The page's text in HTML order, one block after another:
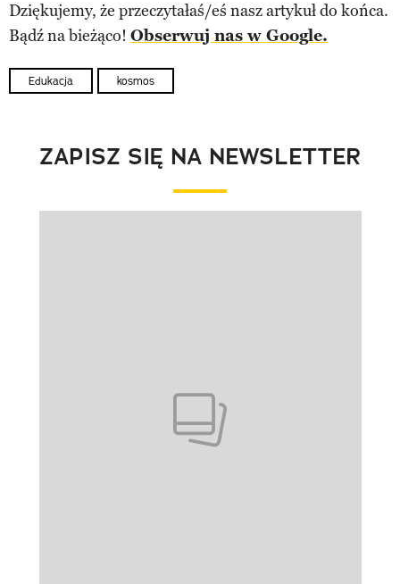
Dziękujemy, że przeczytałaś/eś nasz artykuł do końca.
Bądź na bieżąco! Obserwuj nas w Google.
Edukacja kosmos
ZAPISZ SIĘ NA NEWSLETTER